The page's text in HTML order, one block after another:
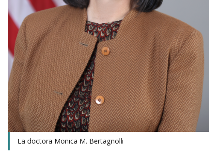
La doctora Monica M. Bertagnolli